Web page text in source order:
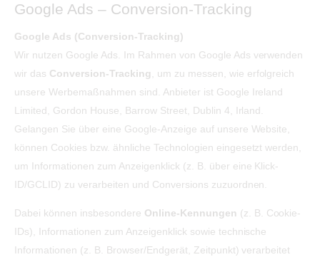
Google Ads – Conversion-Tracking
Google Ads (Conversion-Tracking)
Wir nutzen Google Ads. Im Rahmen von Google Ads verwenden
wir das Conversion-Tracking
, um zu messen, wie erfolgreich
unsere Werbemaßnahmen sind. Anbieter ist Google Ireland
Limited, Gordon House, Barrow Street, Dublin 4, Irland.
Gelangen Sie über eine Google-Anzeige auf unsere Website,
können Cookies bzw. ähnliche Technologien eingesetzt werden,
um Informationen zum Anzeigenklick (z. B. über eine Klick-
ID/GCLID) zu verarbeiten und Conversions zuzuordnen.
Dabei können insbesondere Online-Kennungen (z. B. Cookie-
IDs), Informationen zum Anzeigenklick sowie technische
Informationen (z. B. Browser/Endgerät, Zeitpunkt) verarbeitet